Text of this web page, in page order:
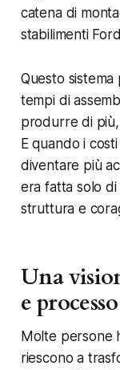
catena di
stabilimenti
Questo
tempi di
produrre di
E quando i
diventare più
era fatta solo
struttura e
Una
e processo
Molte persone
riescono a